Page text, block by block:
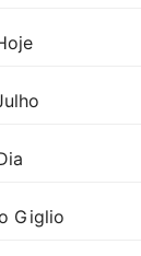
Giglio